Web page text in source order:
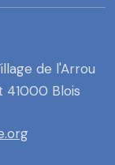
de l'Arrou
41000 Blois